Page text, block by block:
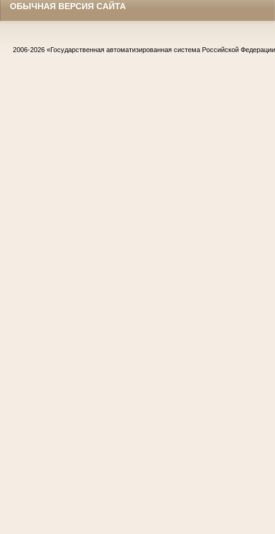
ОБЫЧНАЯ ВЕРСИЯ САЙТА
2006-2026 «Государственная автоматизированная система Российской